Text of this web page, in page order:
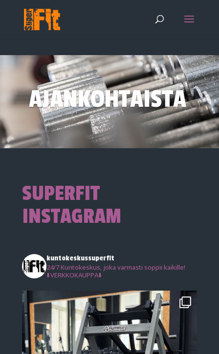
AJANKOHTAISTA
SUPERFIT
INSTAGRAM
kuntokeskussuperfit
24/7 Kuntokeskus, joka varmasti soppii kaikille!
⬇️VERKKOKAUPPA⬇️